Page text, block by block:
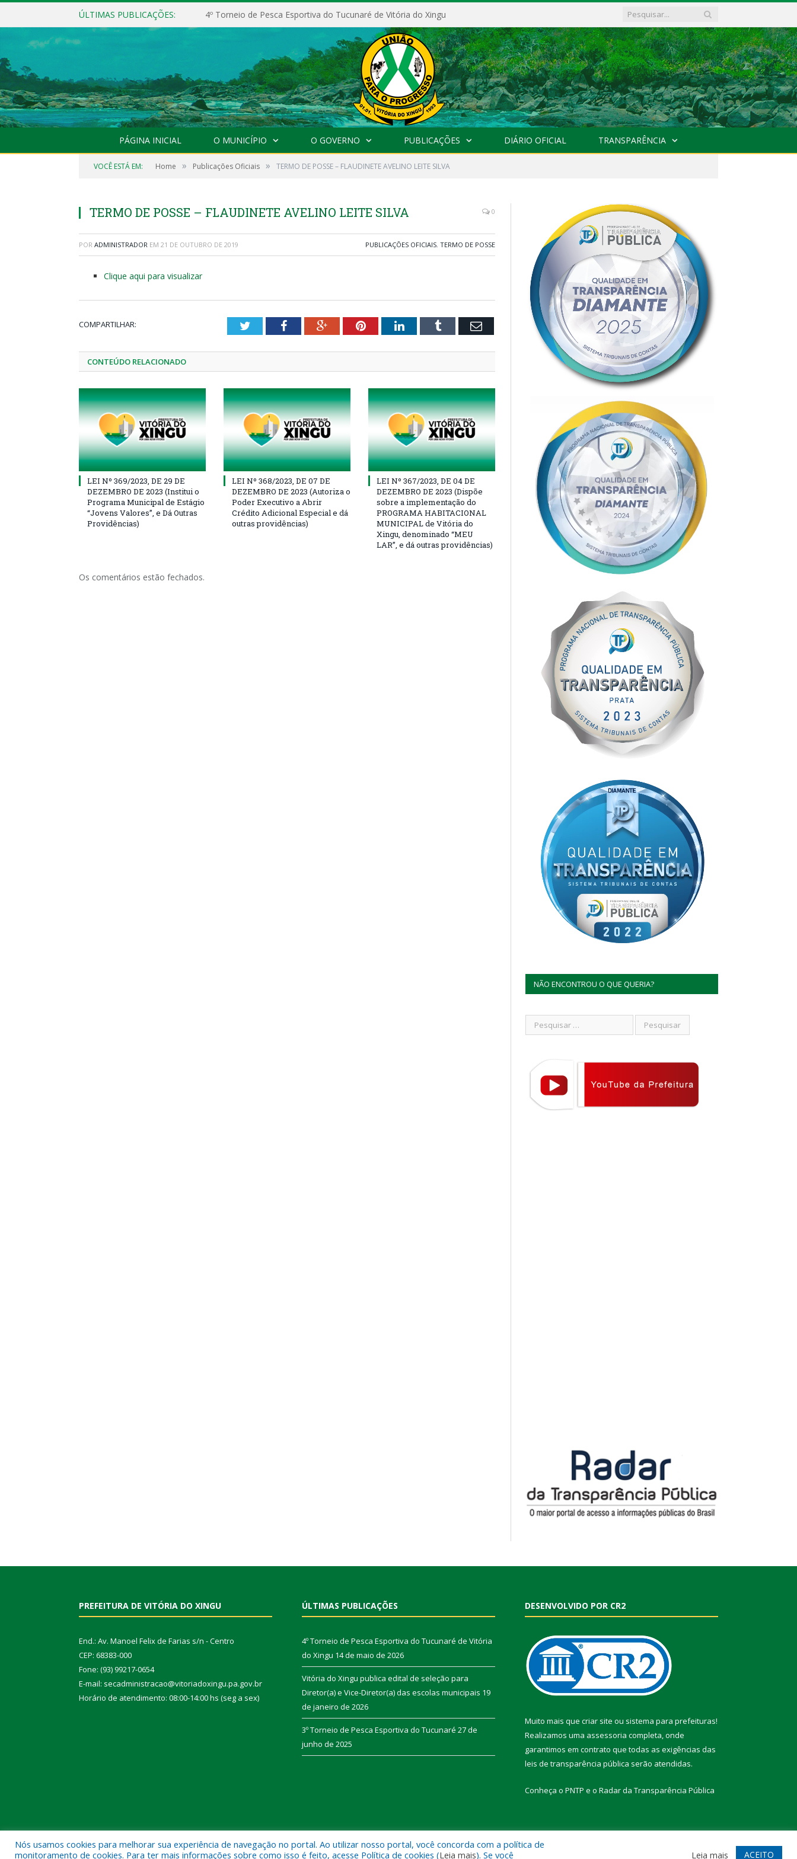
ÚLTIMAS PUBLICAÇÕES: 4º Torneio de Pesca Esportiva do Tucunaré de Vitória do Xingu
PÁGINA INICIAL O MUNICÍPIO O GOVERNO PUBLICAÇÕES DIÁRIO OFICIAL TRANSPARÊNCIA
VOCÊ ESTÁ EM: Home » Publicações Oficiais » TERMO DE POSSE – FLAUDINETE AVELINO LEITE SILVA
TERMO DE POSSE – FLAUDINETE AVELINO LEITE SILVA 0
POR ADMINISTRADOR EM 21 DE OUTUBRO DE 2019 PUBLICAÇÕES OFICIAIS, TERMO DE POSSE
Clique aqui para visualizar
COMPARTILHAR: TwitterFacebookGoogle+PinterestLinkedInTumblr Email
CONTEÚDO RELACIONADO
LEI Nº 369/2023, DE 29 DE
DEZEMBRO DE 2023 (Institui o
Programa Municipal de Estágio
“Jovens Valores”, e Dá Outras
Providências)
LEI Nº 368/2023, DE 07 DE
DEZEMBRO DE 2023 (Autoriza o
Poder Executivo a Abrir
Crédito Adicional Especial e dá
outras providências)
LEI Nº 367/2023, DE 04 DE
DEZEMBRO DE 2023 (Dispõe
sobre a implementação do
PROGRAMA HABITACIONAL
MUNICIPAL de Vitória do
Xingu, denominado “MEU
LAR”, e dá outras providências)
Os comentários estão fechados.
NÃO ENCONTROU O QUE QUERIA?
PREFEITURA DE VITÓRIA DO XINGU
End.: Av. Manoel Felix de Farias s/n - Centro
CEP: 68383-000
Fone: (93) 99217-0654
E-mail: secadministracao@vitoriadoxingu.pa.gov.br
Horário de atendimento: 08:00-14:00 hs (seg a sex)
ÚLTIMAS PUBLICAÇÕES
4º Torneio de Pesca Esportiva do Tucunaré de Vitória
do Xingu 14 de maio de 2026
Vitória do Xingu publica edital de seleção para
Diretor(a) e Vice-Diretor(a) das escolas municipais 19
de janeiro de 2026
3º Torneio de Pesca Esportiva do Tucunaré 27 de
junho de 2025
DESENVOLVIDO POR CR2
Muito mais que criar site ou sistema para prefeituras!
Realizamos uma assessoria completa, onde
garantimos em contrato que todas as exigências das
leis de transparência pública serão atendidas.
Conheça o PNTP e o Radar da Transparência Pública
Todos os direitos reservados a Prefeitura Municipal de Vitória do Xingu. Mapa do Site Acessar Webmail
Nós usamos cookies para melhorar sua experiência de navegação no portal. Ao utilizar nosso portal, você concorda com a política de
monitoramento de cookies. Para ter mais informações sobre como isso é feito, acesse Política de cookies (Leia mais). Se você Leia mais ACEITO